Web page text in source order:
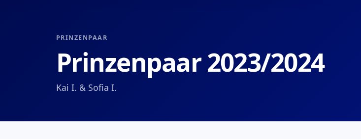
PRINZENPAAR
Prinzenpaar 2023/2024
Kai I. & Sofia I.